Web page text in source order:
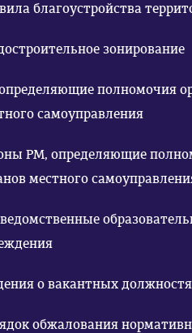
благоустройства
зонирование
полномочия
самоуправления
РМ, определяющие
местного
о вакантных
обжалования